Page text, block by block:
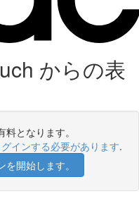
からの表
となります。
グインする必要があります.
開始します。